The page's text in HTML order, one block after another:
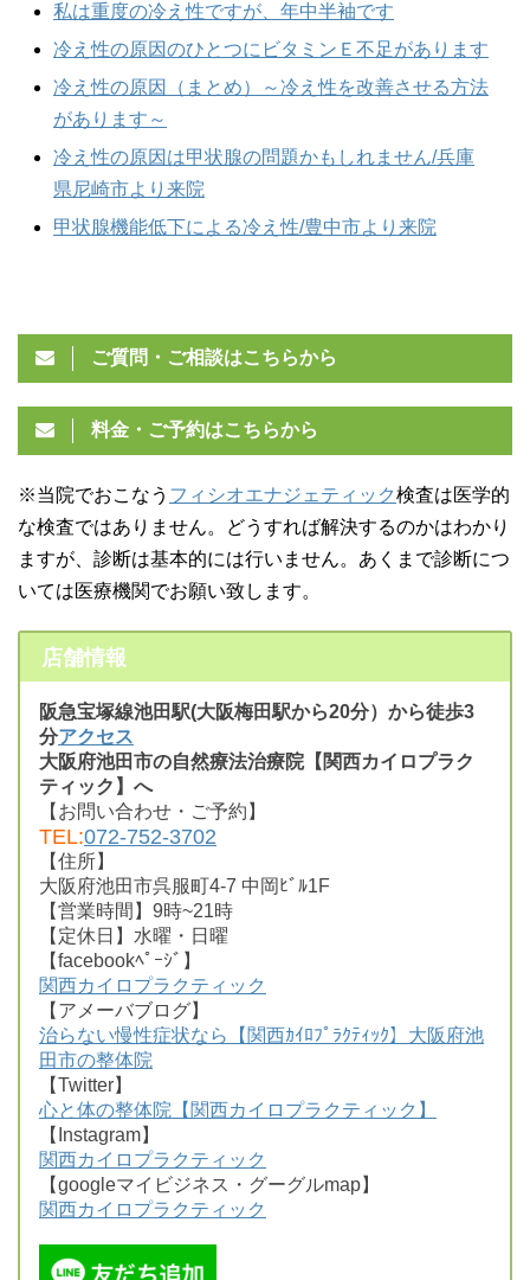
私は重度の冷え性ですが、年中半袖です
冷え性の原因のひとつにビタミンＥ不足があります
冷え性の原因（まとめ）～冷え性を改善させる方法
があります～
冷え性の原因は甲状腺の問題かもしれません/兵庫
県尼崎市より来院
甲状腺機能低下による冷え性/豊中市より来院
ご質問・ご相談はこちらから
料金・ご予約はこちらから
※当院でおこなう フィシオエナジェティック検査は医学的
な検査ではありません。どうすれば解決するのかはわかり
ますが、診断は基本的には行いません。あくまで診断につ
いては医療機関でお願い致します。
店舗情報
阪急宝塚線池田駅(大阪梅田駅から20分）から徒歩3
分アクセス
大阪府池田市の自然療法治療院【関西カイロプラク
ティック】へ
【お問い合わせ・ご予約】
TEL:072-752-3702
【住所】
大阪府池田市呉服町4-7 中岡ﾋﾞﾙ1F
【営業時間】9時~21時
【定休日】水曜・日曜
【facebookﾍﾟｰｼﾞ】
関西カイロプラクティック
【アメーバブログ】
治らない慢性症状なら【関西ｶｲﾛﾌﾟﾗｸﾃｨｯｸ】大阪府池
田市の整体院
【Twitter】
心と体の整体院【関西カイロプラクティック】
【Instagram】
関西カイロプラクティック
【googleマイビジネス・グーグルmap】
関西カイロプラクティック